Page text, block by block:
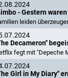
- Gestern
leiden
Decameron"
fegt mit "Depeche
Girl in My Diary"